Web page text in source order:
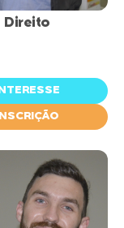
inscrições
Direito
INTERESSE
INSCRIÇÃO